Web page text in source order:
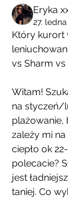
Eryka
27.
Który kurort
vs Sharm
Witam!
na styczeń/
plażowanie,
zależy mi
ciepło ok
polecacie?
jest
taniej. Co